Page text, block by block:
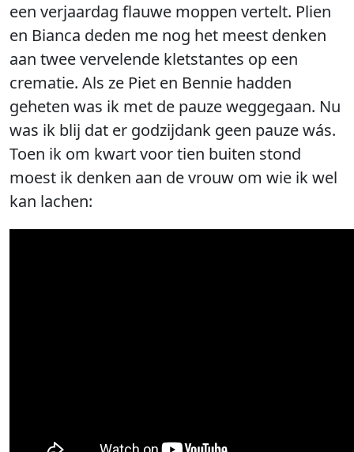
een verjaardag flauwe moppen vertelt. Plien
en Bianca deden me nog het meest denken
aan twee vervelende kletstantes op een
crematie. Als ze Piet en Bennie hadden
geheten was ik met de pauze weggegaan. Nu
was ik blij dat er godzijdank geen pauze wás.
Toen ik om kwart voor tien buiten stond
moest ik denken aan de vrouw om wie ik wel
kan lachen: